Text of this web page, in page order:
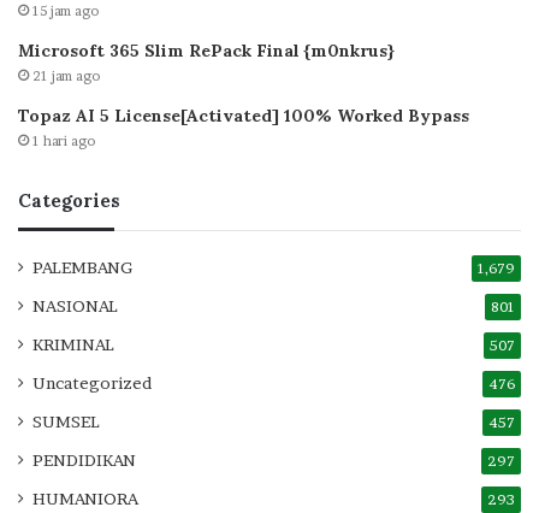
15 jam ago
Microsoft 365 Slim RePack Final {m0nkrus}
21 jam ago
Topaz AI 5 License[Activated] 100% Worked Bypass
1 hari ago
Categories
PALEMBANG 1,679
NASIONAL 801
KRIMINAL 507
Uncategorized 476
SUMSEL 457
PENDIDIKAN 297
HUMANIORA 293